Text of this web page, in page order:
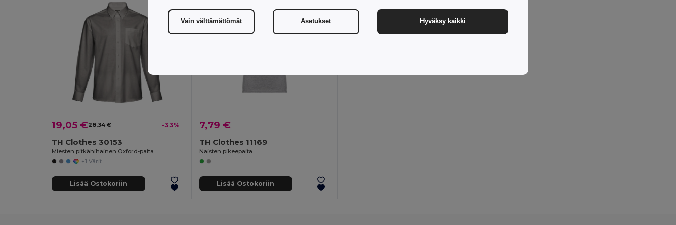
19,05 €28,34 € -33%
TH Clothes 30153
Miesten pitkähihainen Oxford-paita
+1 Värit
Lisää Ostokoriin
7,79 €
TH Clothes 11169
Naisten pikeepaita
Lisää Ostokoriin
Vain välttämättömät Asetukset Hyväksy kaikki